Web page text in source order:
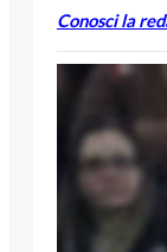
Conosci la